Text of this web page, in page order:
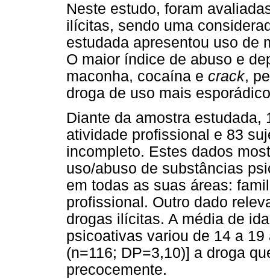
Neste estudo, foram
ilícitas, sendo uma
estudada apresentou uso de
O maior índice de abuso e
maconha, cocaína e crack,
droga de uso mais
Diante da amostra estudada,
atividade profissional e 83
incompleto. Estes dados
uso/abuso de substâncias
em todas as suas áreas:
profissional. Outro dado
drogas ilícitas. A média de
psicoativas variou de 14 a
(n=116; DP=3,10)] a droga
precocemente.